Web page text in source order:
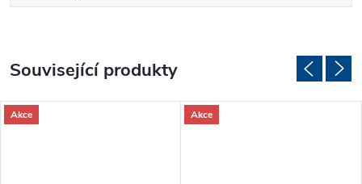
Související produkty
Akce Akce